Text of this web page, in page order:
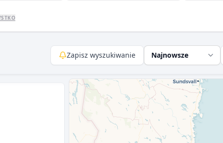
Zapisz wyszukiwanie Najnowsze